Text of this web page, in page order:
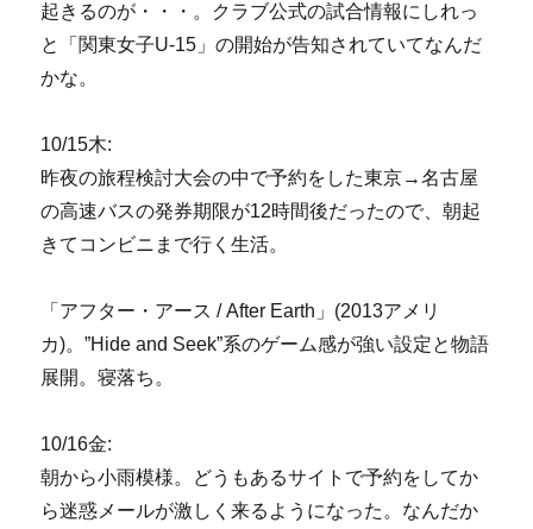
起きるのが・・・。クラブ公式の試合情報にしれっ
と「関東女子U-15」の開始が告知されていてなんだ
かな。
10/15木:
昨夜の旅程検討大会の中で予約をした東京→名古屋
の高速バスの発券期限が12時間後だったので、朝起
きてコンビニまで行く生活。
「アフター・アース / After Earth」(2013アメリ
カ)。”Hide and Seek”系のゲーム感が強い設定と物語
展開。寝落ち。
10/16金:
朝から小雨模様。どうもあるサイトで予約をしてか
ら迷惑メールが激しく来るようになった。なんだか